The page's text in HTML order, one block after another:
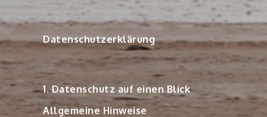
Datenschutz­erklärung
1. Datenschutz auf einen Blick
Allgemeine Hinweise